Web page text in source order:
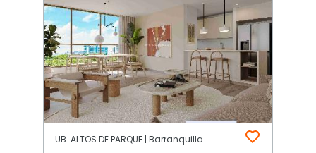
UB. ALTOS DE PARQUE | Barranquilla